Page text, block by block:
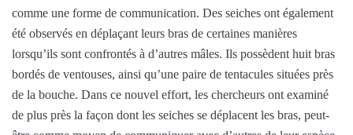
comme une forme de communication. Des seiches ont également
été observés en déplaçant leurs bras de certaines manières
lorsqu’ils sont confrontés à d’autres mâles. Ils possèdent huit bras
bordés de ventouses, ainsi qu’une paire de tentacules situées près
de la bouche. Dans ce nouvel effort, les chercheurs ont examiné
de plus près la façon dont les seiches se déplacent les bras, peut-